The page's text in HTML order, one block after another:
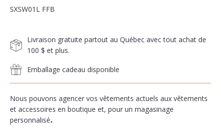
SXSW01L FFB
Livraison gratuite partout au Québec avec tout achat de
100 $ et plus.
Emballage cadeau disponible
Nous pouvons agencer vos vêtements actuels aux vêtements
et accessoires en boutique et, pour un magasinage
personnalisé.